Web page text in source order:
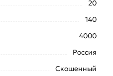
20
140
4000
Россия
Скошенный